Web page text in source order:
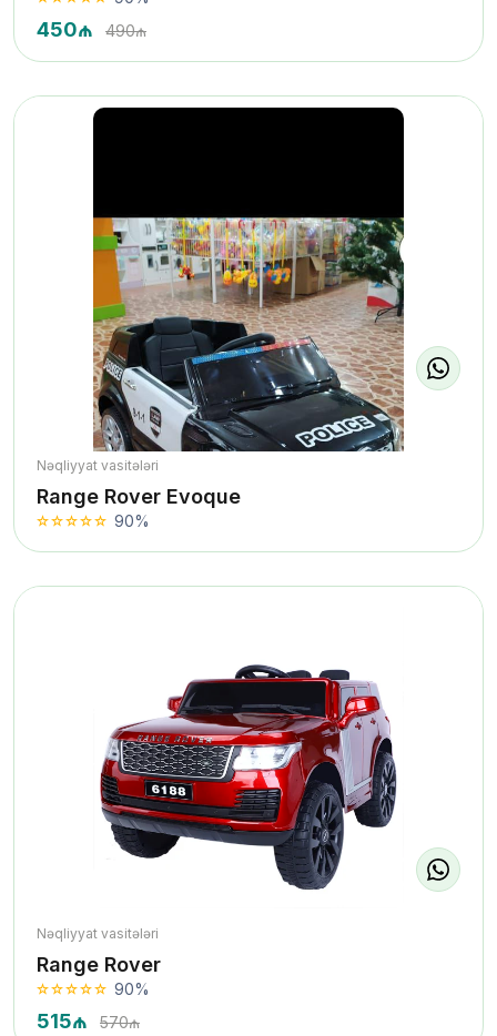
450₼ 490₼
Nəqliyyat vasitələri
Range Rover Evoque
90%
Nəqliyyat vasitələri
Range Rover
90%
515₼ 570₼